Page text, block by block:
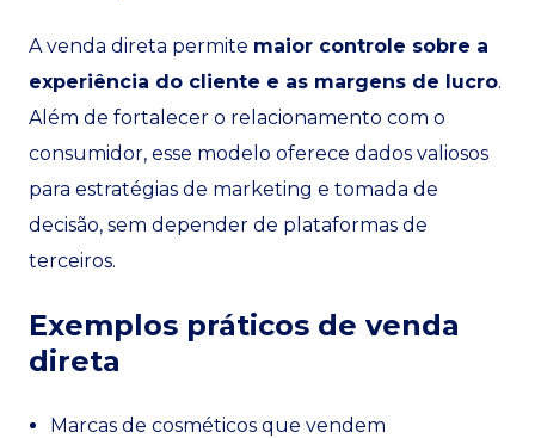
A venda direta permite maior controle sobre a
experiência do cliente e as margens de lucro.
Além de fortalecer o relacionamento com o
consumidor, esse modelo oferece dados valiosos
para estratégias de marketing e tomada de
decisão, sem depender de plataformas de
terceiros.
Exemplos práticos de venda
direta
Marcas de cosméticos que vendem